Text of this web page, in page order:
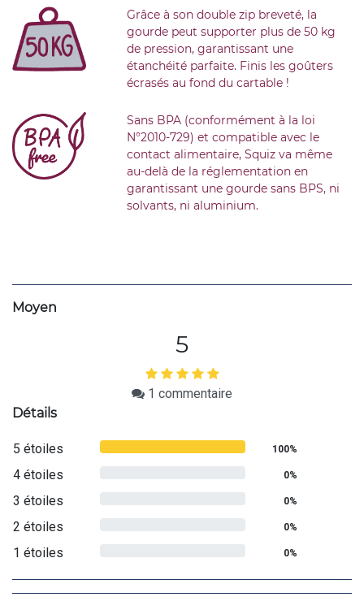
Grâce à son double zip breveté, la
gourde peut supporter plus de 50 kg
de pression, garantissant une
étanchéité parfaite. Finis les goûters
écrasés au fond du cartable !
Sans BPA (conformément à la loi
N°2010-729) et compatible avec le
contact alimentaire, Squiz va même
au-delà de la réglementation en
garantissant une gourde sans BPS, ni
solvants, ni aluminium.
Moyen
5
1 commentaire
Détails
5 étoiles 100%
4 étoiles 0%
3 étoiles 0%
2 étoiles 0%
1 étoiles 0%